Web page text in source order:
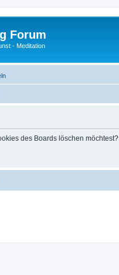
Forum
- Meditation
des Boards löschen möchtest?